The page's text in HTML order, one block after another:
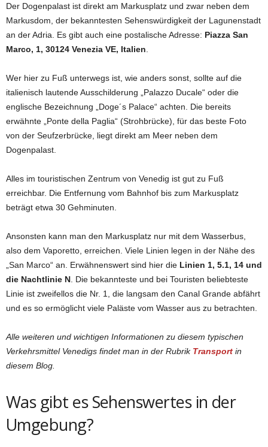
Der Dogenpalast ist direkt am Markusplatz und zwar neben dem
Markusdom, der bekanntesten Sehenswürdigkeit der Lagunenstadt
an der Adria. Es gibt auch eine postalische Adresse: Piazza San
Marco, 1, 30124 Venezia VE, Italien
Wer hier zu Fuß unterwegs ist, wie anders sonst, sollte auf die
italienisch lautende Ausschilderung „Palazzo Ducale“ oder die
englische Bezeichnung „Doge´s Palace“ achten. Die bereits
erwähnte „Ponte della Paglia“ (Strohbrücke), für das beste Foto
von der Seufzerbrücke, liegt direkt am Meer neben dem
Dogenpalast.
Alles im touristischen Zentrum von Venedig ist gut zu Fuß
erreichbar. Die Entfernung vom Bahnhof bis zum Markusplatz
beträgt etwa 30 Gehminuten.
Ansonsten kann man den Markusplatz nur mit dem Wasserbus,
also dem Vaporetto, erreichen. Viele Linien legen in der Nähe des
„San Marco“ an. Erwähnenswert sind hier die Linien 1, 5.1, 14 und
die Nachtlinie N . Die bekannteste und bei Touristen beliebteste
Linie ist zweifellos die Nr. 1, die langsam den Canal Grande abfährt
und es so ermöglicht viele Paläste vom Wasser aus zu betrachten.
Alle weiteren und wichtigen Informationen zu diesem typischen
Verkehrsmittel Venedigs findet man in der Rubrik Transport in
diesem Blog.
Was gibt es Sehenswertes in der
Umgebung?